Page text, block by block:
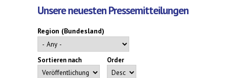
Unsere neuesten Pressemitteilungen
Region (Bundesland)
Sortieren nach Order